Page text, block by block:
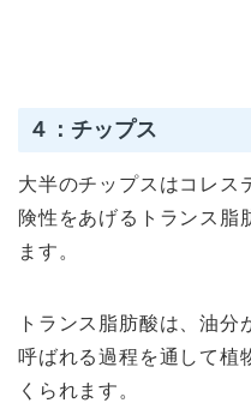
４：チップス
大半のチップスはコレス
険性をあげるトランス脂
ます。
トランス脂肪酸は、油分
呼ばれる過程を通して植
くられます。